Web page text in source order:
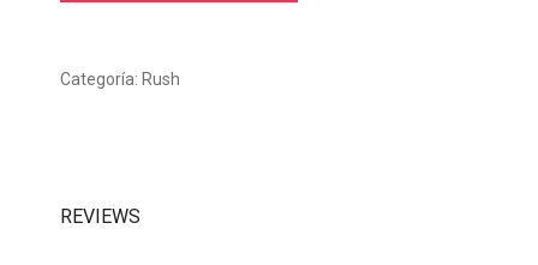
Categoría: Rush
REVIEWS